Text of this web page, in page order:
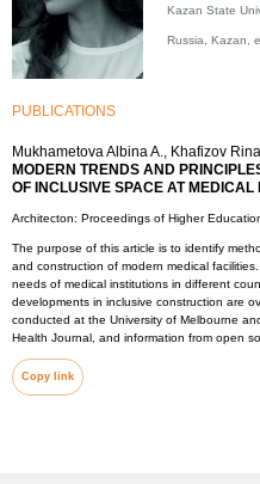
Kazan State
Russia, Kazan,
PUBLICATIONS
Mukhametova Albina A., Khafizov
MODERN TRENDS AND
OF INCLUSIVE SPACE AT MEDICAL
Architecton: Proceedings of Higher
The purpose of this article is to identify
and construction of modern medical
needs of medical institutions in different
developments in inclusive construction are
conducted at the University of Melbourne
Health Journal, and information from open
Copy link